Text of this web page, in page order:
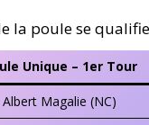
la poule se
Unique – 1er Tour
Albert Magalie (NC)